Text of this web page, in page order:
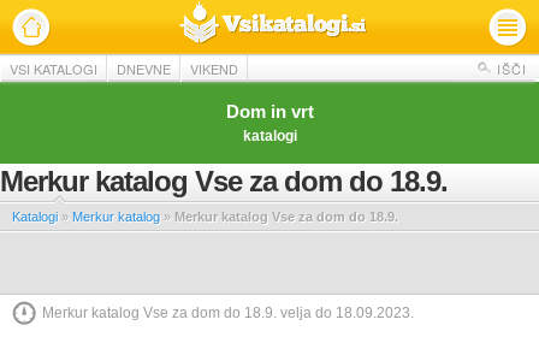
VSI KATALOGI DNEVNE VIKEND IŠČI
Dom in vrt
katalogi
Merkur katalog Vse za dom do 18.9.
Katalogi » Merkur katalog » Merkur katalog Vse za dom do 18.9.
Merkur katalog Vse za dom do 18.9. velja do 18.09.2023.